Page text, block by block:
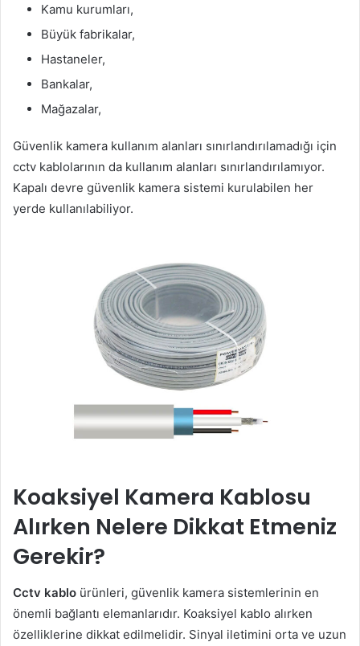
Kamu kurumları,
Büyük fabrikalar,
Hastaneler,
Bankalar,
Mağazalar,
Güvenlik kamera kullanım alanları sınırlandırılamadığı için
cctv kablolarının da kullanım alanları sınırlandırılamıyor.
Kapalı devre güvenlik kamera sistemi kurulabilen her
yerde kullanılabiliyor.
Koaksiyel Kamera Kablosu
Alırken Nelere Dikkat Etmeniz
Gerekir?
Cctv kablo ürünleri, güvenlik kamera sistemlerinin en
önemli bağlantı elemanlarıdır. Koaksiyel kablo alırken
özelliklerine dikkat edilmelidir. Sinyal iletimini orta ve uzun